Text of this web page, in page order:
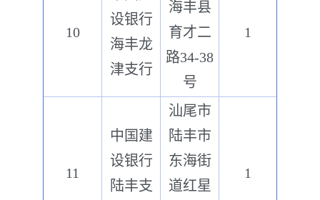
10
设银行
海丰龙
津支行
海丰县
育才二
路34-38
号
1
11
中国建
设银行
陆丰支
汕尾市
陆丰市
东海街
道红星
1